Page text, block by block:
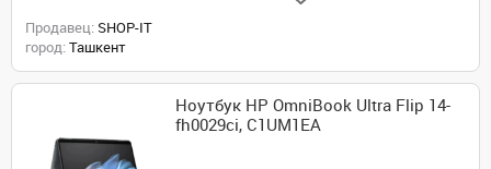
Продавец: SHOP-IT
город: Ташкент
Ноутбук HP OmniBook Ultra Flip 14-
fh0029ci, C1UM1EA